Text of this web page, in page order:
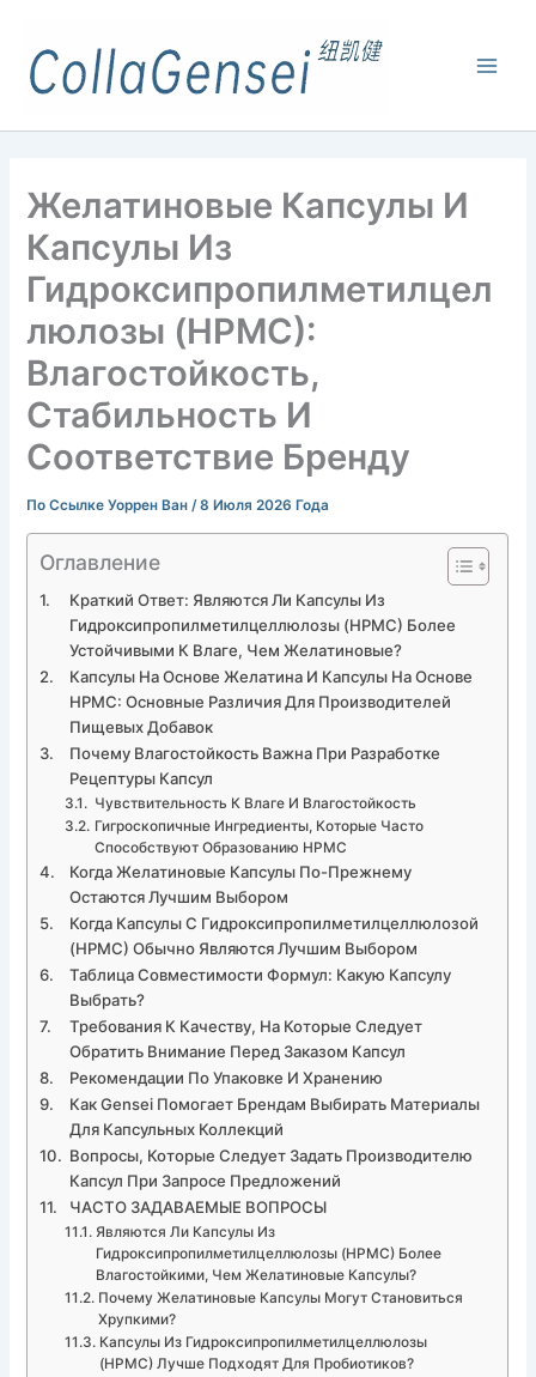
Желатиновые Капсулы И
Капсулы Из
Гидроксипропилметилцел
Люлозы (HPMC):
Влагостойкость,
Стабильность И
Соответствие Бренду
По СсылкеУоррен Ван/8 Июля 2026 Года
Оглавление
Краткий Ответ: Являются Ли Капсулы Из
Гидроксипропилметилцеллюлозы (HPMC) Более
Устойчивыми К Влаге, Чем Желатиновые?
Капсулы На Основе Желатина И Капсулы На Основе
HPMC: Основные Различия Для Производителей
Пищевых Добавок
Почему Влагостойкость Важна При Разработке
Рецептуры Капсул
Чувствительность К Влаге И Влагостойкость
Гигроскопичные Ингредиенты, Которые Часто
Способствуют Образованию HPMC
Когда Желатиновые Капсулы По-Прежнему
Остаются Лучшим Выбором
Когда Капсулы С Гидроксипропилметилцеллюлозой
(HPMC) Обычно Являются Лучшим Выбором
Таблица Совместимости Формул: Какую Капсулу
Выбрать?
Требования К Качеству, На Которые Следует
Обратить Внимание Перед Заказом Капсул
Рекомендации По Упаковке И Хранению
Как Gensei Помогает Брендам Выбирать Материалы
Для Капсульных Коллекций
Вопросы, Которые Следует Задать Производителю
Капсул При Запросе Предложений
ЧАСТО ЗАДАВАЕМЫЕ ВОПРОСЫ
Являются Ли Капсулы Из
Гидроксипропилметилцеллюлозы (HPMC) Более
Влагостойкими, Чем Желатиновые Капсулы?
Почему Желатиновые Капсулы Могут Становиться
Хрупкими?
Капсулы Из Гидроксипропилметилцеллюлозы
(HPMC) Лучше Подходят Для Пробиотиков?